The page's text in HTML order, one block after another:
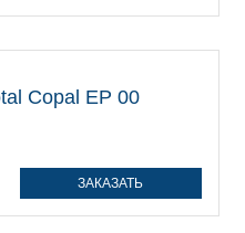
ЗАКАЗАТЬ